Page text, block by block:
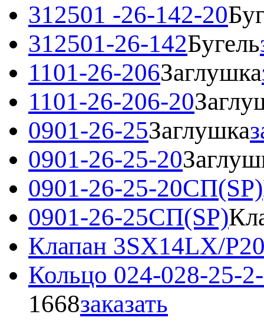
312501 -26-142-20
312501-26-142Бугель
1101-26-206Заглушка
1101-26-206-20
0901-26-25Заглушка
0901-26-25-20
0901-26-25-20СП(SP)
0901-26-25СП(SP)
Клапан 3SX14LX/
Кольцо 024-028-25-
1668заказать